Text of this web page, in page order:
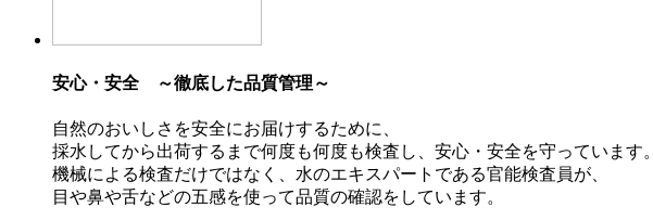
安心・安全 ～徹底した品質管理～
自然のおいしさを安全にお届けするために、
採水してから出荷するまで何度も何度も検査し、安心・安全を守っています。
機械による検査だけではなく、水のエキスパートである官能検査員が、
目や鼻や舌などの五感を使って品質の確認をしています。